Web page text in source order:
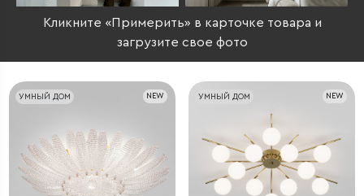
Кликните «Примерить» в карточке товара и
загрузите свое фото
УМНЫЙ ДОМ NEW УМНЫЙ ДОМ NEW